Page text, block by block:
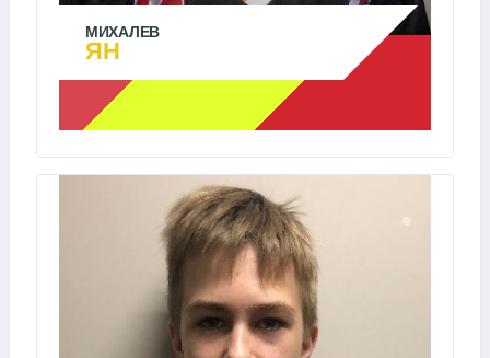
МИХАЛЕВ
ЯН